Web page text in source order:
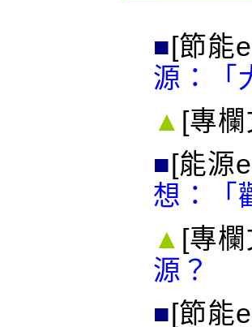
■ [節能
源：「
▲ [專
■ [能源
想：「
▲ [專
源？
■ [節能